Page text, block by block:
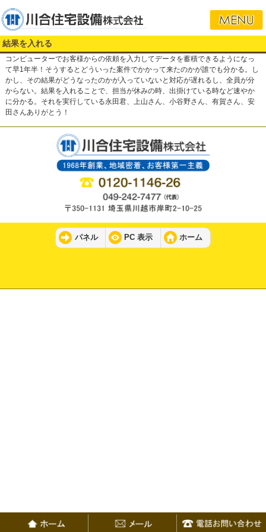
結果を入れる
コンピューターでお客様からの依頼を入力してデータを蓄積できるようになっ
て早1年半！そうするとどういった案件でかかって来たのかが誰でも分かる。し
かし、その結果がどうなったのかが入っていないと対応が遅れるし、全員が分
からない。結果を入れることで、担当が休みの時、出掛けている時など速やか
に分かる。それを実行している永田君、上山さん、小谷野さん、有賀さん、安
田さんありがとう！
パネル PC 表示 ホーム